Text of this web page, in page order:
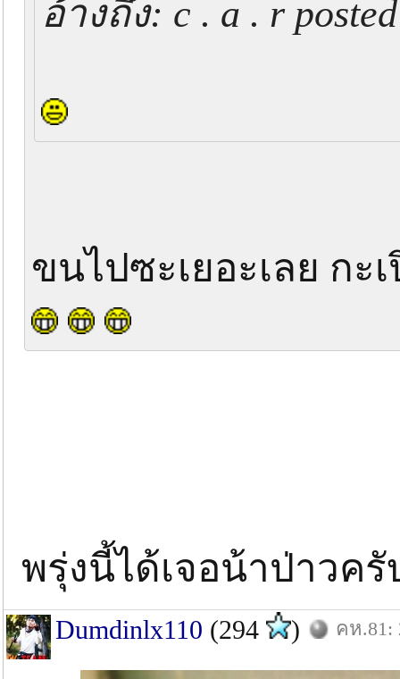
อ้างถึง: c . a . r
ขนไปซะเยอะเลย ก
พรุ่งนี้ได้เจอน้าป่าวค
Dumdinlx110 (294 ) คห.81: